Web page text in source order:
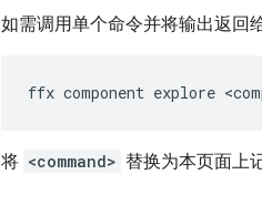
如需调用单个命令并将输出返回
将 <command> 替换为本页面上